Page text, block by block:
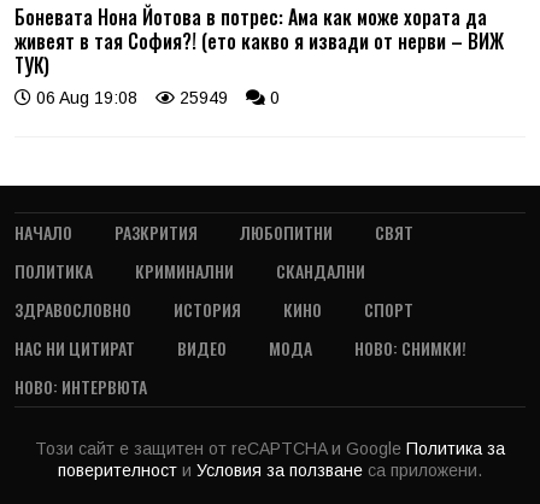
Боневата Нона Йотова в потрес: Ама как може хората да
живеят в тая София?! (ето какво я извади от нерви – ВИЖ
ТУК)
06 Aug 19:08 25949 0
НАЧАЛО РАЗКРИТИЯ ЛЮБОПИТНИ
СВЯТ
ПОЛИТИКА
КРИМИНАЛНИ
СКАНДАЛНИ
ЗДРАВОСЛОВНО
ИСТОРИЯ КИНО
СПОРТ
НАС НИ ЦИТИРАТ
ВИДЕО МОДА
НОВО: СНИМКИ!
НОВО: ИНТЕРВЮТА
Този сайт е защитен от reCAPTCHA и Google Политика за
поверителност и Условия за ползване са приложени.